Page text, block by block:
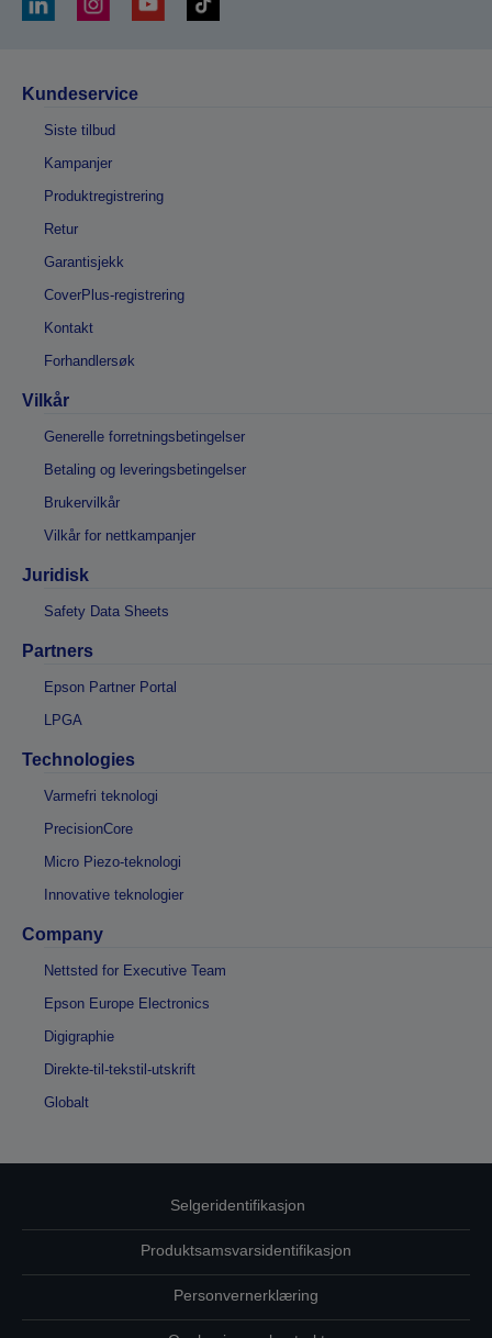
Kundeservice
Siste tilbud
Kampanjer
Produktregistrering
Retur
Garantisjekk
CoverPlus-registrering
Kontakt
Forhandlersøk
Vilkår
Generelle forretningsbetingelser
Betaling og leveringsbetingelser
Brukervilkår
Vilkår for nettkampanjer
Juridisk
Safety Data Sheets
Partners
Epson Partner Portal
LPGA
Technologies
Varmefri teknologi
PrecisionCore
Micro Piezo-teknologi
Innovative teknologier
Company
Nettsted for Executive Team
Epson Europe Electronics
Digigraphie
Direkte-til-tekstil-utskrift
Globalt
Selgeridentifikasjon
Produktsamsvarsidentifikasjon
Personvernerklæring